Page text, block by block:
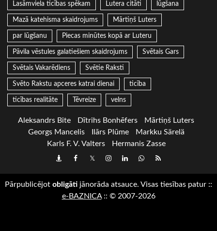
Lasāmviela ticības spēkam Lutera citāti lūgšana
Mazā katehisma skaidrojums Mārtiņš Luters
par lūgšanu Piecas minūtes kopā ar Luteru
Pāvila vēstules galatiešiem skaidrojums Svētais Gars
Svētais Vakarēdiens Svētie Raksti
Svēto Rakstu apceres katrai dienai ticība
ticības realitāte Tēvreize velns
Aleksandrs Bite Dītrihs Bonhēfers
Mārtiņš Luters
Georgs Mancelis
Ilārs Plūme
Markku Särelä
Karls F. V. Valters
Hermanis Zasse
DraugiemFacebook
TwitterInstagram
LinkedInwhatsapp
RSS
Pārpublicējot obligāti jānorāda atsauce. Visas tiesības patur ::
e-BAZNICA:: © 2007-2026